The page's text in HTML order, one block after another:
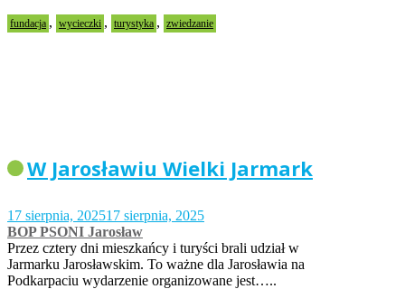
fundacja , wycieczki , turystyka , zwiedzanie
W Jarosławiu Wielki Jarmark
17 sierpnia, 202517 sierpnia, 2025
BOP PSONI Jarosław
Przez cztery dni mieszkańcy i turyści brali udział w
Jarmarku Jarosławskim. To ważne dla Jarosławia na
Podkarpaciu wydarzenie organizowane jest…..